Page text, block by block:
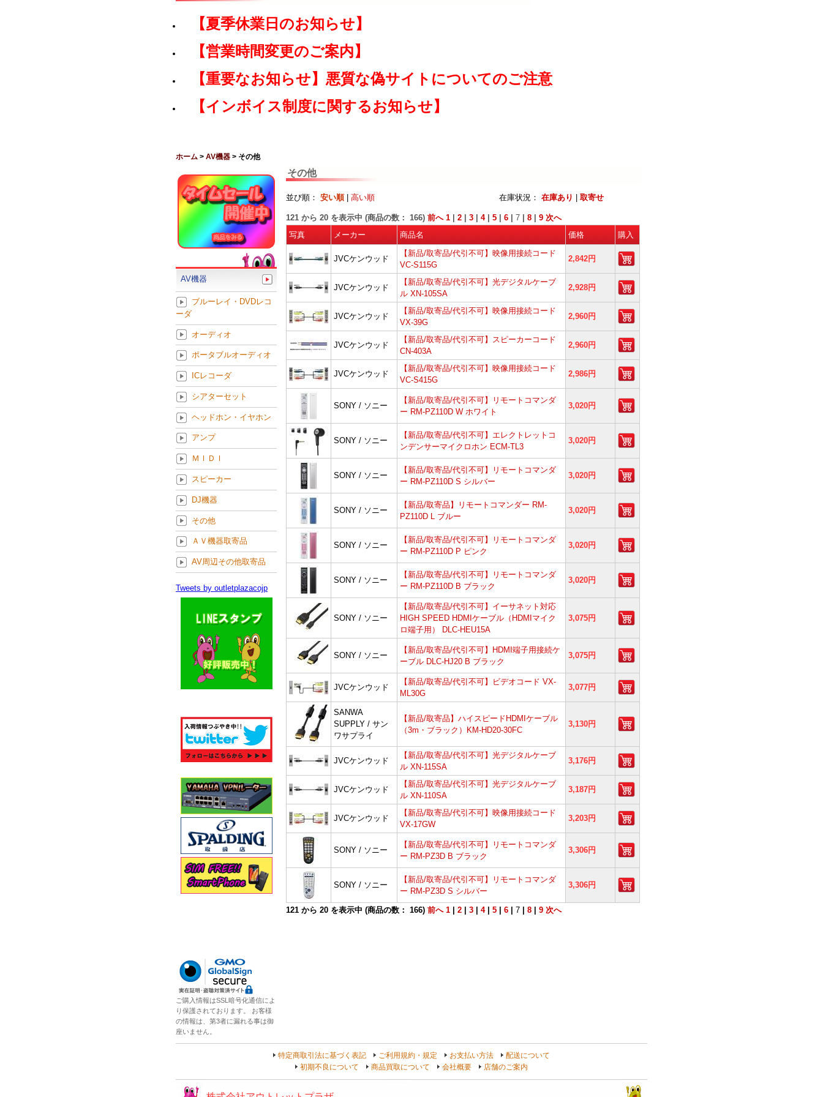
【夏季休業日のお知らせ】
【営業時間変更のご案内】
【重要なお知らせ】悪質な偽サイトについてのご注意
【インボイス制度に関するお知らせ】
ホーム > AV機器 > その他
その他
並び順： 安い順| 高い順 在庫状況： 在庫あり 取寄せ
121 から 20 を表示中 (商品の数： 166) 前へ 1 2 3 4| 5 6 7 8 9 次へ
写真
メーカー 商品名 価格 購入
JVCケンウッド
【新品/取寄品/代引不可】映像用接続コード
VC-S115G
2,842円
JVCケンウッド
【新品/取寄品/代引不可】光デジタルケーブ
ル XN-105SA
2,928円
JVCケンウッド
【新品/取寄品/代引不可】映像用接続コード
VX-39G
2,960円
JVCケンウッド
【新品/取寄品/代引不可】スピーカーコード
CN-403A
2,960円
JVCケンウッド
【新品/取寄品/代引不可】映像用接続コード
VC-S415G
2,986円
SONY / ソニー
【新品/取寄品/代引不可】リモートコマンダ
ー RM-PZ110D W ホワイト
3,020円
SONY / ソニー
【新品/取寄品/代引不可】エレクトレットコ
ンデンサーマイクロホン ECM-TL3
3,020円
SONY / ソニー
【新品/取寄品/代引不可】リモートコマンダ
ー RM-PZ110D S シルバー
3,020円
SONY / ソニー
【新品/取寄品】リモートコマンダー RM-
PZ110D L ブルー
3,020円
SONY / ソニー
【新品/取寄品/代引不可】リモートコマンダ
ー RM-PZ110D P ピンク
3,020円
SONY / ソニー
【新品/取寄品/代引不可】リモートコマンダ
ー RM-PZ110D B ブラック
3,020円
SONY / ソニー
【新品/取寄品/代引不可】イーサネット対応
HIGH SPEED HDMIケーブル（HDMIマイク
ロ端子用） DLC-HEU15A
3,075円
SONY / ソニー
【新品/取寄品/代引不可】HDMI端子用接続ケ
ーブル DLC-HJ20 B ブラック
3,075円
JVCケンウッド
【新品/取寄品/代引不可】ビデオコード VX-
ML30G
3,077円
SANWA
SUPPLY / サン
ワサプライ
【新品/取寄品】ハイスピードHDMIケーブル
（3m・ブラック）KM-HD20-30FC
3,130円
JVCケンウッド
【新品/取寄品/代引不可】光デジタルケーブ
ル XN-115SA
3,176円
JVCケンウッド
【新品/取寄品/代引不可】光デジタルケーブ
ル XN-110SA
3,187円
JVCケンウッド
【新品/取寄品/代引不可】映像用接続コード
VX-17GW
3,203円
SONY / ソニー
【新品/取寄品/代引不可】リモートコマンダ
ー RM-PZ3D B ブラック
3,306円
SONY / ソニー
【新品/取寄品/代引不可】リモートコマンダ
ー RM-PZ3D S シルバー
3,306円
121 から 20 を表示中 (商品の数： 166) 前へ 1 2 3 4| 5 6 7 8 9 次へ
AV機器
ブルーレイ・DVDレコ
ーダ
オーディオ
ポータブルオーディオ
ICレコーダ
シアターセット
ヘッドホン・イヤホン
アンプ
ＭＩＤＩ
スピーカー
DJ機器
その他
ＡＶ機器取寄品
AV周辺その他取寄品
Tweets by outletplazacojp
ご購入情報はSSL暗号化通信によ
り保護されております。 お客様
の情報は、第3者に漏れる事は御
座いません。
特定商取引法に基づく表記 ご利用規約・規定 お支払い方法
配送について
初期不良について
商品買取について 会社概要 店舗のご案内